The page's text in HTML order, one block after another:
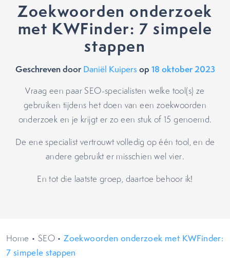
Zoekwoorden onderzoek
met KWFinder: 7 simpele
stappen
Geschreven door Daniël Kuipers op 18 oktober 2023
Vraag een paar SEO-specialisten welke tool(s) ze
gebruiken tijdens het doen van een zoekwoorden
onderzoek en je krijgt er zo een stuk of 15 genoemd.
De ene specialist vertrouwt volledig op één tool, en de
andere gebruikt er misschien wel vier.
En tot die laatste groep, daartoe behoor ik!
Home • SEO •Zoekwoorden onderzoek met KWFinder:
7 simpele stappen